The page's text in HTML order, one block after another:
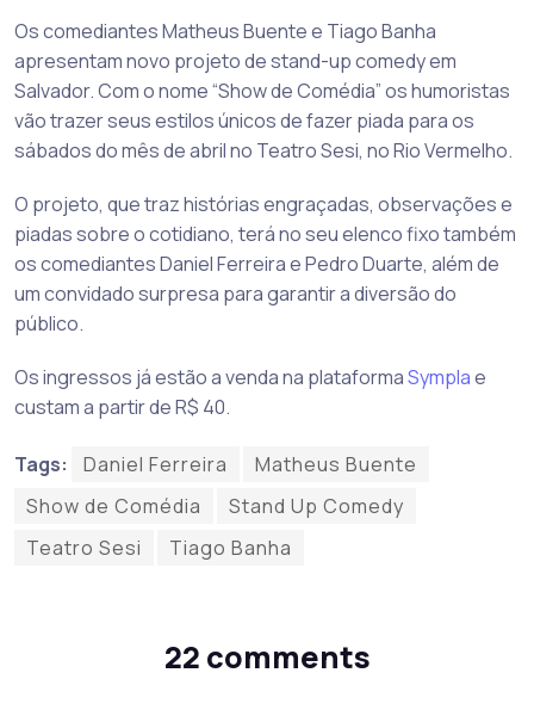
Os comediantes Matheus Buente e Tiago Banha
apresentam novo projeto de stand-up comedy em
Salvador. Com o nome “Show de Comédia” os humoristas
vão trazer seus estilos únicos de fazer piada para os
sábados do mês de abril no Teatro Sesi, no Rio Vermelho.
O projeto, que traz histórias engraçadas, observações e
piadas sobre o cotidiano, terá no seu elenco fixo também
os comediantes Daniel Ferreira e Pedro Duarte, além de
um convidado surpresa para garantir a diversão do
público.
Os ingressos já estão a venda na plataformaSymplae
custam a partir de R$ 40.
Tags: Daniel Ferreira
Matheus Buente
Show de Comédia
Stand Up Comedy
Teatro Sesi
Tiago Banha
22 comments